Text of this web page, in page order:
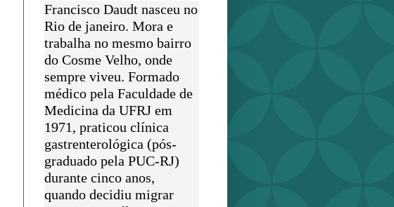
Francisco Daudt nasceu no
Rio de janeiro. Mora e
trabalha no mesmo bairro
do Cosme Velho, onde
sempre viveu. Formado
médico pela Faculdade de
Medicina da UFRJ em
1971, praticou clínica
gastrenterológica (pós-
graduado pela PUC-RJ)
durante cinco anos,
quando decidiu migrar